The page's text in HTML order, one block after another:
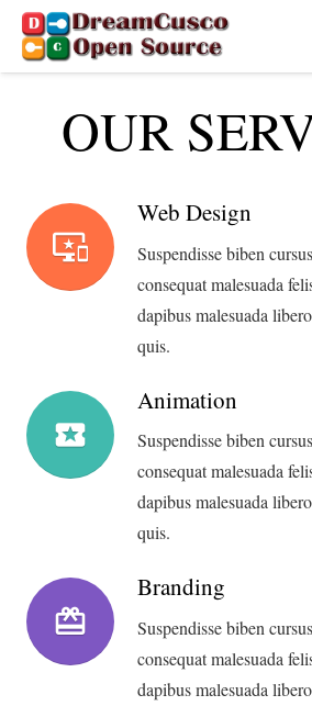
OUR
important_devices
Web Design
Suspendisse biben
consequat malesuada
dapibus malesuada
quis.
local_play
Animation
Suspendisse biben
consequat malesuada
dapibus malesuada
quis.
wallet_giftcard
Branding
Suspendisse biben
consequat malesuada
dapibus malesuada